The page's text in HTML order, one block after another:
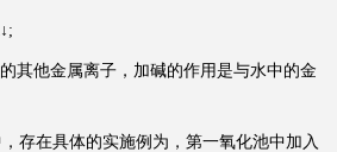
他金属离子，加碱的作用是与水中的金
在具体的实施例为，第一氧化池中加入